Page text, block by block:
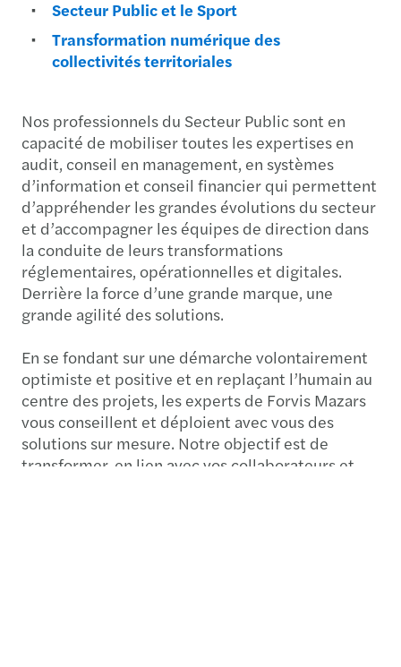
Secteur Public et le Sport
Transformation numérique des
collectivités territoriales
Nos professionnels du Secteur Public sont en
capacité de mobiliser toutes les expertises en
audit, conseil en management, en systèmes
d’information et conseil financier qui permettent
d’appréhender les grandes évolutions du secteur
et d’accompagner les équipes de direction dans
la conduite de leurs transformations
réglementaires, opérationnelles et digitales.
Derrière la force d’une grande marque, une
grande agilité des solutions.
En se fondant sur une démarche volontairement
optimiste et positive et en replaçant l’humain au
centre des projets, les experts de Forvis Mazars
vous conseillent et déploient avec vous des
solutions sur mesure. Notre objectif est de
transformer, en lien avec vos collaborateurs et